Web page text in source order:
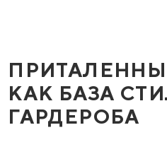
КАК БАЗА
ГАРДЕРОБА